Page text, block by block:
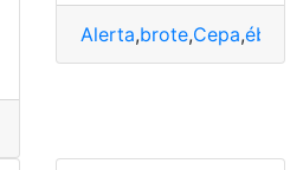
Alerta,brote,Cepa,ébola